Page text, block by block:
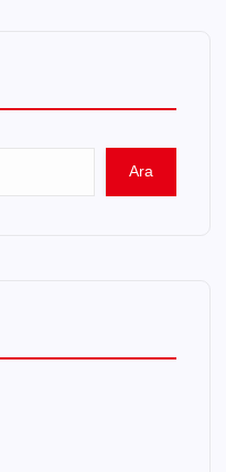
Ara